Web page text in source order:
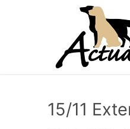
15/11